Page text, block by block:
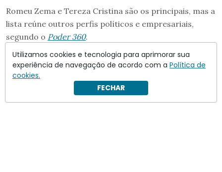
Romeu Zema e Tereza Cristina são os principais, mas a
lista reúne outros perfis políticos e empresariais,
segundo o Poder 360.
Utilizamos cookies e tecnologia para aprimorar sua
experiência de navegação de acordo com a Política de
cookies.
FECHAR